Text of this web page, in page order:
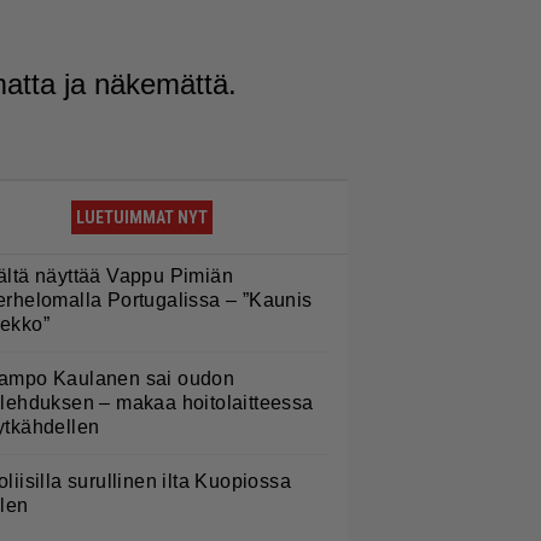
ja näkemättä.
LUETUIMMAT NYT
näyttää Vappu Pimiän
Portugalissa – ”Kaunis
Kaulanen sai oudon
– makaa hoitolaitteessa
surullinen ilta Kuopiossa